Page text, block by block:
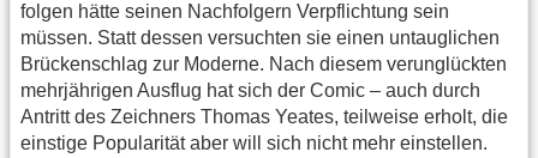
folgen hätte seinen Nachfolgern Verpflichtung sein
müssen. Statt dessen versuchten sie einen untauglichen
Brückenschlag zur Moderne. Nach diesem verunglückten
mehrjährigen Ausflug hat sich der Comic – auch durch
Antritt des Zeichners Thomas Yeates, teilweise erholt, die
einstige Popularität aber will sich nicht mehr einstellen.